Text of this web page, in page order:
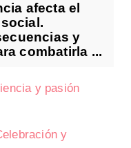
afecta el
y
combatirla ...
y pasión
y